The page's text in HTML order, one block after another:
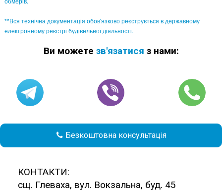
**Вся технічна документація обов'язково реєструється в державному
електронному реєстрі будівельної діяльності.
Ви можете зв'язатися з нами:
 Безкоштовна консультація
КОНТАКТИ:
сщ. Глеваха, вул. Вокзальна, буд. 45